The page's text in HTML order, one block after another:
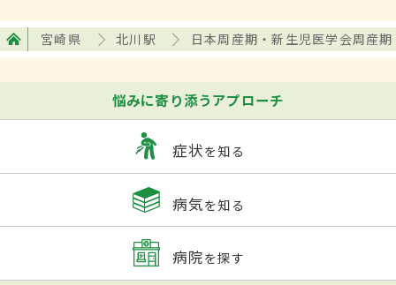
宮崎県 北川駅 日本周産期・新生児医学会周産
悩みに寄り添うアプローチ
症状を知る
病気を知る
病院を探す